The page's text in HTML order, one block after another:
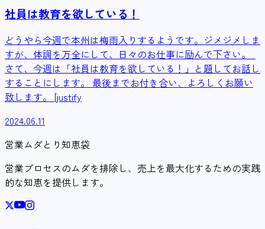
社員は教育を欲している！
どうやら今週で本州は梅雨入りするようです。ジメジメしま
すが、体調を万全にして、日々のお仕事に励んで下さい。
さて、今週は「社員は教育を欲している！」と題してお話し
することにします。 最後までお付き合い、よろしくお願い
致します。 [justify
2024.06.11
営業ムダとり知恵袋
営業プロセスのムダを排除し、売上を最大化するための実践
的な知恵を提供します。